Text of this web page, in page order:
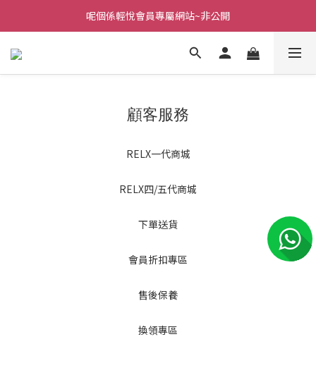
呢個係輕悅會員專屬網站~非公開
顧客服務
RELX一代商城
RELX四/五代商城
下單送貨
會員折扣專區
售後保養
換領專區